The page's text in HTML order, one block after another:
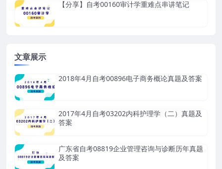
【分享】自考00160审计学重难点串讲笔记
文章展示
2018年4月自考00896电子商务概论真题及答案
2017年4月自考03202内科护理学（二）真题及
答案
广东省自考08819企业管理咨询与诊断历年真题
及答案